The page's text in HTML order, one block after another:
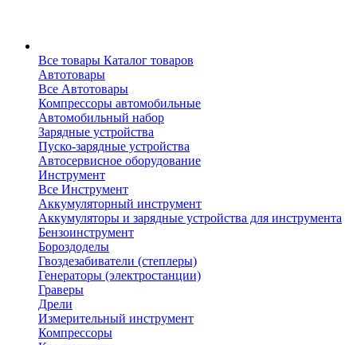
Все товары Каталог товаров
Автотовары
Все Автотовары
Компрессоры автомобильные
Автомобильный набор
Зарядные устройства
Пуско-зарядные устройства
Автосервисное оборудование
Инструмент
Все Инструмент
Аккумуляторный инструмент
Аккумуляторы и зарядные устройства для инструмента
Бензоинструмент
Бороздоделы
Гвоздезабиватели (степлеры)
Генераторы (электростанции)
Граверы
Дрели
Измерительный инструмент
Компрессоры